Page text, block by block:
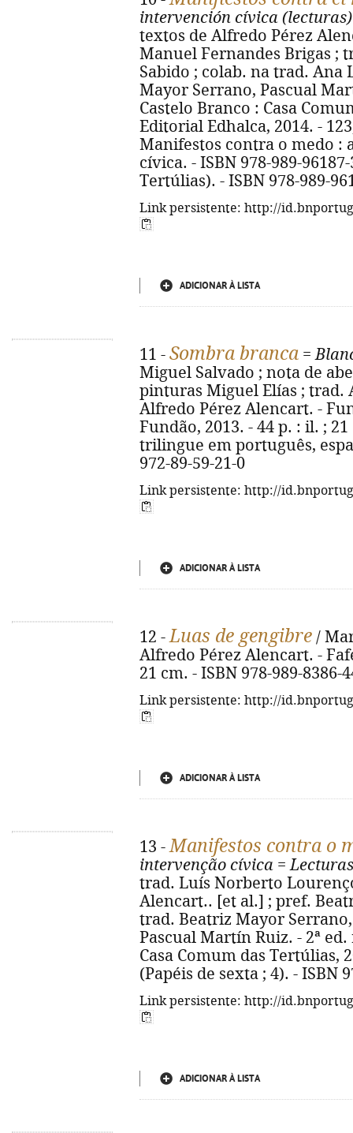
intervención cívica (lecturas)
textos de Alfredo Pérez
Manuel Fernandes Brigas ;
Sabido ; colab. na trad. Ana
Mayor Serrano, Pascual
Castelo Branco : Casa
Editorial Edhalca, 2014. -
Manifestos contra o medo :
cívica. - ISBN 978-989-
Tertúlias). - ISBN 978-989-
Link persistente: http://
ADICIONAR À LISTA
11 - Sombra branca =
Miguel Salvado ; nota de
pinturas Miguel Elías ; trad.
Alfredo Pérez Alencart. -
Fundão, 2013. - 44 p. : il. ;
trilingue em português,
972-89-59-21-0
Link persistente: http://
ADICIONAR À LISTA
12 -Luas de gengibre /
Alfredo Pérez Alencart. -
21 cm. - ISBN 978-989-8386-
Link persistente: http://
ADICIONAR À LISTA
13 -Manifestos contra o
intervenção cívica =Lecturas
trad. Luís Norberto
Alencart.. [et al.] ; pref.
trad. Beatriz Mayor
Pascual Martín Ruiz. - 2ª
Casa Comum das Tertúlias,
(Papéis de sexta ; 4). - ISBN
Link persistente: http://
ADICIONAR À LISTA